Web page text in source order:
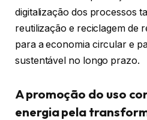
digitalização dos processos
reutilização e reciclagem de
para a economia circular e
sustentável no longo prazo.
A promoção do uso
energia pela